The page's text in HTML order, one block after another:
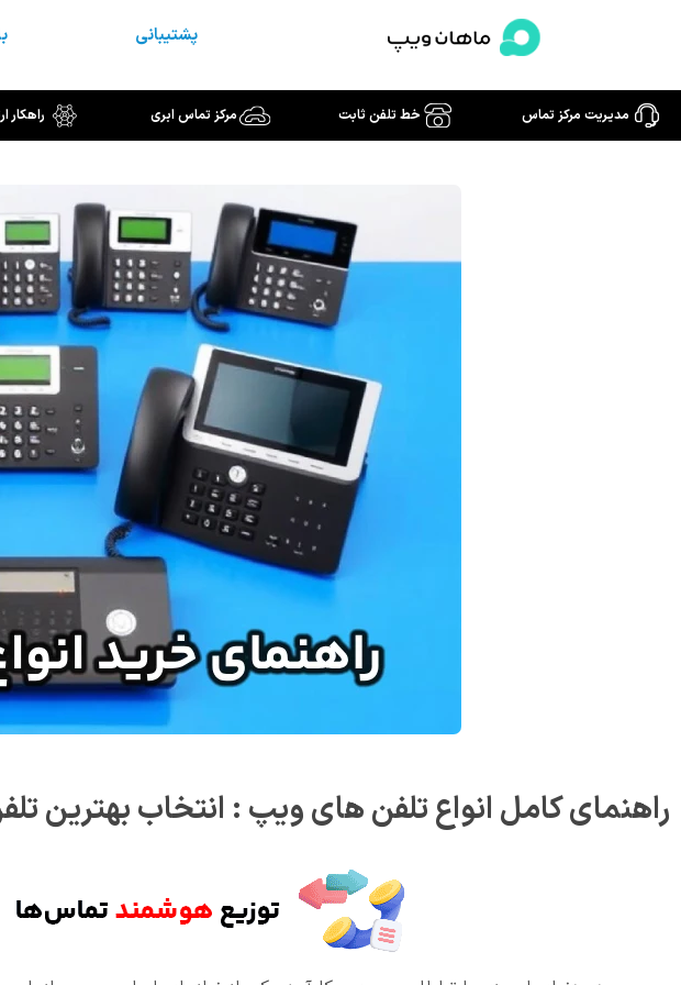
محتوا
پشتیبانی
مدیریت مرکز تماس خط تلفن ثابت مرکز تماس ابری راهکار
راهنمای کامل انواع تلفن های ویپ : انتخاب بهترین